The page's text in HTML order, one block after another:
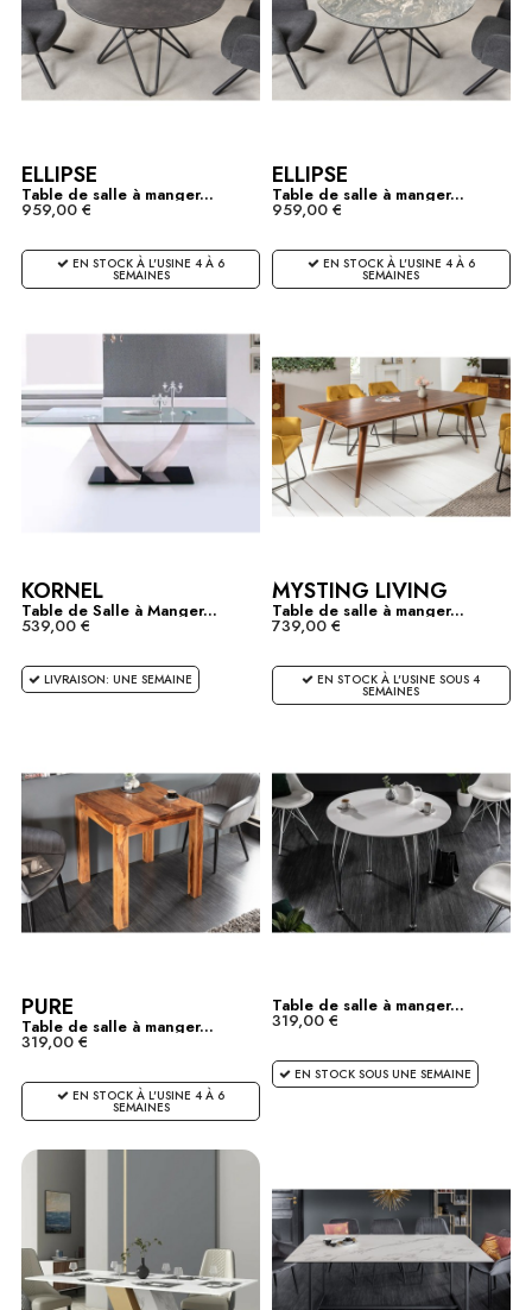
ELLIPSE
Table de salle à manger...
959,00 €
EN STOCK À L'USINE 4 À 6
SEMAINES
ELLIPSE
Table de salle à manger...
959,00 €
EN STOCK À L'USINE 4 À 6
SEMAINES
KORNEL
Table de Salle à Manger...
539,00 €
LIVRAISON: UNE SEMAINE
MYSTING LIVING
Table de salle à manger...
739,00 €
EN STOCK À L'USINE SOUS 4
SEMAINES
PURE
Table de salle à manger...
319,00 €
EN STOCK À L'USINE 4 À 6
SEMAINES
Table de salle à manger...
319,00 €
EN STOCK SOUS UNE SEMAINE